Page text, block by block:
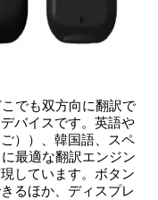
こでも双方向に翻訳で
バイスです。英語や
））、韓国語、スペ
最適な翻訳エンジン
しています。ボタン
るほか、ディスプレ